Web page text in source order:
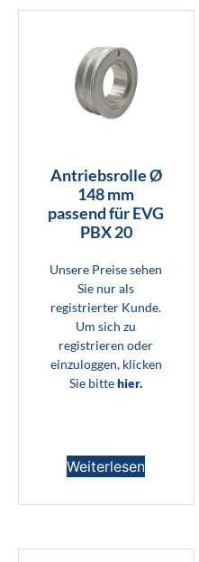
Antriebsrolle Ø
148 mm
passend für EVG
PBX 20
Unsere Preise sehen
Sie nur als
registrierter Kunde.
Um sich zu
registrieren oder
einzuloggen, klicken
Sie bittehier.
Weiterlesen